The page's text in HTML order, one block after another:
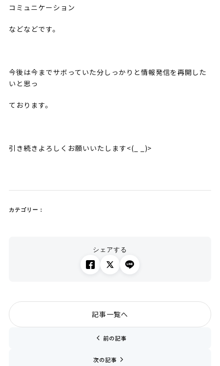
コミュニケーション
などなどです。
今後は今までサボっていた分しっかりと情報発信を再開した
いと思っ
ております。
引き続きよろしくお願いいたします<(_ _)>
カテゴリー：
シェアする
chevron_left 前の記事
記事一覧へ
次の記事 navigate_next